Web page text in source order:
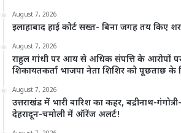
August 7, 2026
इलाहाबाद हाई कोर्ट सख्त- बिना जगह तय किए
August 7, 2026
राहुल गांधी पर आय से अधिक संपत्ति के आरोपों
शिकायतकर्ता भाजपा नेता शिशिर को पूछताछ के
August 7, 2026
उत्तराखंड में भारी बारिश का कहर, बद्रीनाथ-
देहरादून-चमोली में ऑरेंज अलर्ट!